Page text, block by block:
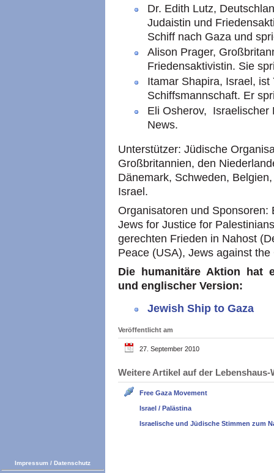
Dr. Edith Lutz,
Judaistin und
Schiff nach Gaza und
Alison Prager,
Friedensaktivistin. Sie
Itamar Shapira, Israel,
Schiffsmannschaft. Er
Eli Osherov, Israelischer
News.
Unterstützer: Jüdische
Großbritannien, den
Dänemark, Schweden,
Israel.
Organisatoren und
Jews for Justice for
gerechten Frieden in Nahost
Peace (USA), Jews against
Die humanitäre Aktion hat
und englischer Version:
Jewish Ship to Gaza
Veröffentlicht am
27. September 2010
Weitere Artikel auf der
Free Gaza Movement
Israel / Palästina
Israelische und Jüdische Stimmen zum
Impressum / Datenschutz